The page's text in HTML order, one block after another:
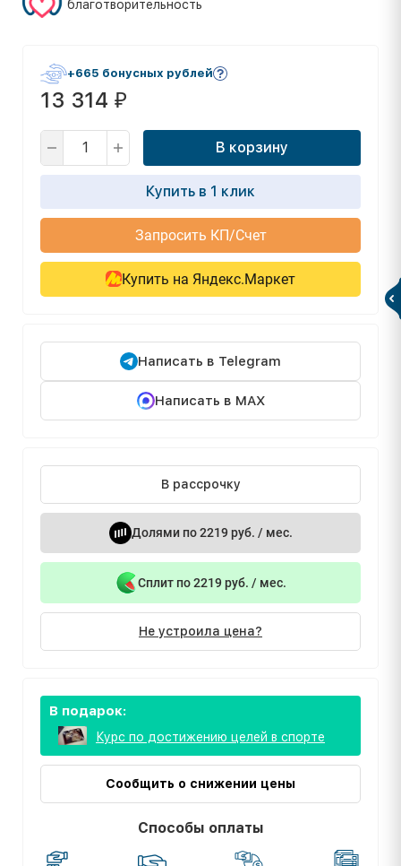
благотворительность
+665 бонусных рублей
13 314 ₽
В корзину
Купить в 1 клик
Запросить КП/Счет
Купить на Яндекс.Маркет
Написать в Telegram
Написать в MAX
В рассрочку
Долями по 2219 руб. / мес.
Сплит по 2219 руб. / мес.
Не устроила цена?
В подарок:
Курс по достижению целей в спорте
Сообщить о снижении цены
Способы оплаты